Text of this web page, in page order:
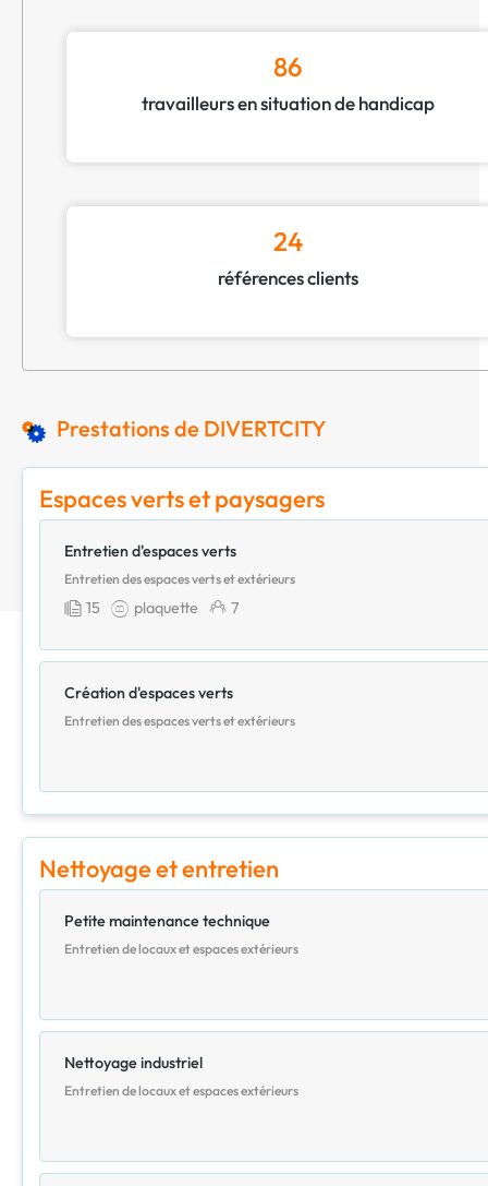
86
travailleurs en situation de handicap
24
références clients
Prestations de DIVERTCITY
Espaces verts et paysagers
Entretien d'espaces verts
Entretien des espaces verts et extérieurs
15 plaquette 7
Création d'espaces verts
Entretien des espaces verts et extérieurs
Nettoyage et entretien
Petite maintenance technique
Entretien de locaux et espaces extérieurs
Nettoyage industriel
Entretien de locaux et espaces extérieurs